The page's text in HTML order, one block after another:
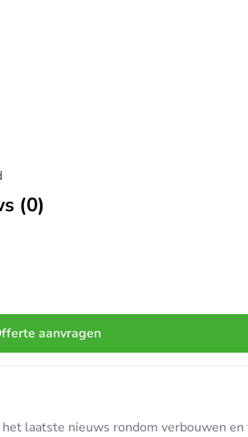
(0)
aanvragen
laatste nieuws rondom verbouwen